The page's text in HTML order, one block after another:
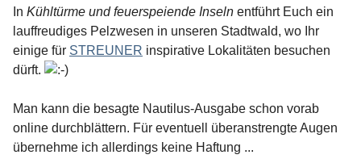
In Kühltürme und feuerspeiende Inseln entführt Euch ein
lauffreudiges Pelzwesen in unseren Stadtwald, wo Ihr
einige für STREUNER inspirative Lokalitäten besuchen
dürft.
Man kann die besagte Nautilus-Ausgabe schon vorab
online durchblättern. Für eventuell überanstrengte Augen
übernehme ich allerdings keine Haftung ...